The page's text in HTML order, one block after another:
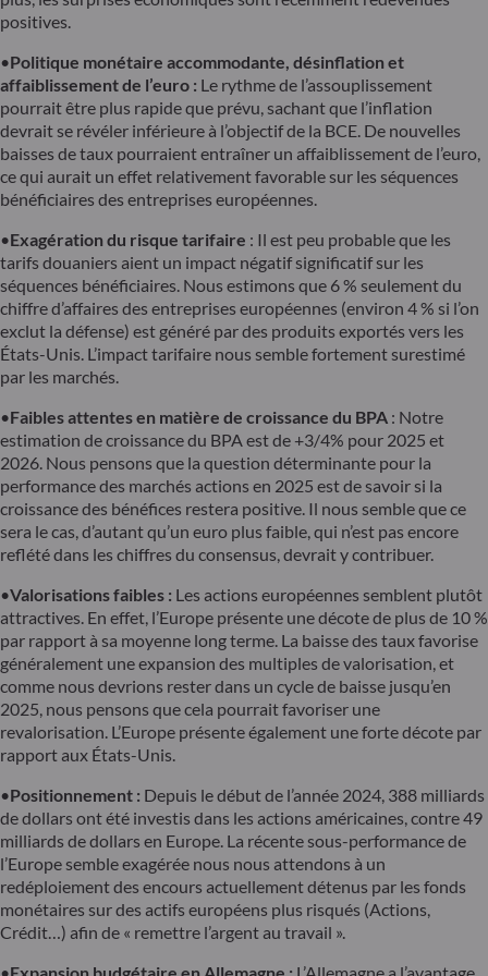
positives.
•Politique monétaire accommodante, désinflation et
affaiblissement de l’euro : Le rythme de l’assouplissement
pourrait être plus rapide que prévu, sachant que l’inflation
devrait se révéler inférieure à l’objectif de la BCE. De nouvelles
baisses de taux pourraient entraîner un affaiblissement de l’euro,
ce qui aurait un effet relativement favorable sur les séquences
bénéficiaires des entreprises européennes.
•Exagération du risque tarifaire : Il est peu probable que les
tarifs douaniers aient un impact négatif significatif sur les
séquences bénéficiaires. Nous estimons que 6 % seulement du
chiffre d’affaires des entreprises européennes (environ 4 % si l’on
exclut la défense) est généré par des produits exportés vers les
États-Unis. L’impact tarifaire nous semble fortement surestimé
par les marchés.
•Faibles attentes en matière de croissance du BPA : Notre
estimation de croissance du BPA est de +3/4% pour 2025 et
2026. Nous pensons que la question déterminante pour la
performance des marchés actions en 2025 est de savoir si la
croissance des bénéfices restera positive. Il nous semble que ce
sera le cas, d’autant qu’un euro plus faible, qui n’est pas encore
reflété dans les chiffres du consensus, devrait y contribuer.
•Valorisations faibles : Les actions européennes semblent plutôt
attractives. En effet, l’Europe présente une décote de plus de 10 %
par rapport à sa moyenne long terme. La baisse des taux favorise
généralement une expansion des multiples de valorisation, et
comme nous devrions rester dans un cycle de baisse jusqu’en
2025, nous pensons que cela pourrait favoriser une
revalorisation. L’Europe présente également une forte décote par
rapport aux États-Unis.
•Positionnement : Depuis le début de l’année 2024, 388 milliards
de dollars ont été investis dans les actions américaines, contre 49
milliards de dollars en Europe. La récente sous-performance de
l’Europe semble exagérée nous nous attendons à un
redéploiement des encours actuellement détenus par les fonds
monétaires sur des actifs européens plus risqués (Actions,
Crédit…) afin de « remettre l’argent au travail ».